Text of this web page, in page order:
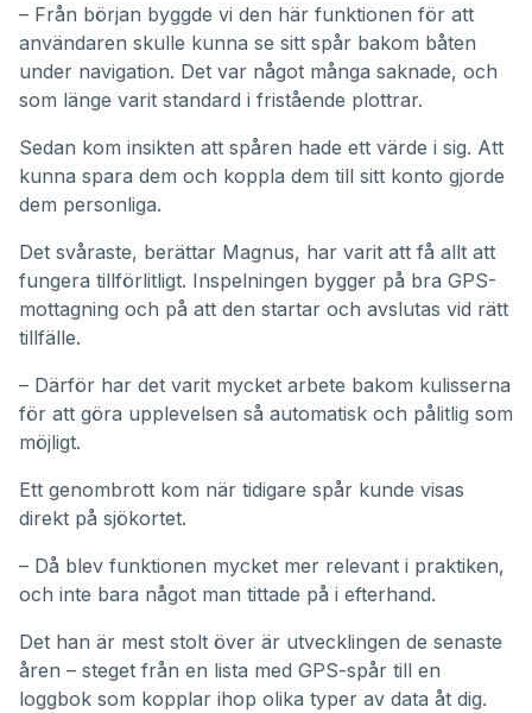
– Från början byggde vi den här funktionen för att
användaren skulle kunna se sitt spår bakom båten
under navigation. Det var något många saknade, och
som länge varit standard i fristående plottrar.
Sedan kom insikten att spåren hade ett värde i sig. Att
kunna spara dem och koppla dem till sitt konto gjorde
dem personliga.
Det svåraste, berättar Magnus, har varit att få allt att
fungera tillförlitligt. Inspelningen bygger på bra GPS-
mottagning och på att den startar och avslutas vid rätt
tillfälle.
– Därför har det varit mycket arbete bakom kulisserna
för att göra upplevelsen så automatisk och pålitlig som
möjligt.
Ett genombrott kom när tidigare spår kunde visas
direkt på sjökortet.
– Då blev funktionen mycket mer relevant i praktiken,
och inte bara något man tittade på i efterhand.
Det han är mest stolt över är utvecklingen de senaste
åren – steget från en lista med GPS-spår till en
loggbok som kopplar ihop olika typer av data åt dig.